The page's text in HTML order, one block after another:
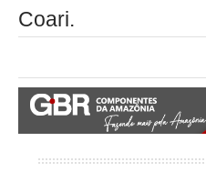
Coari.